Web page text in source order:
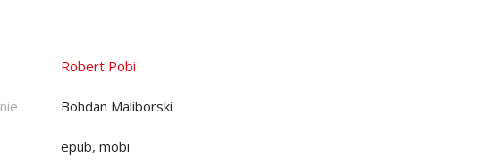
Robert Pobi
Bohdan Maliborski
epub, mobi